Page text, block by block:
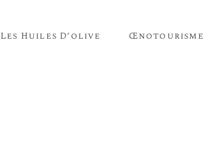
Les Huiles D’olive Œnotourisme